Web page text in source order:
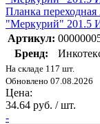
Планка
"Меркурий" 201.5
Артикул:
Бренд:
На складе 117 шт.
Обновлено 07.08.2026
Цена:
34.64 руб. / шт.
-